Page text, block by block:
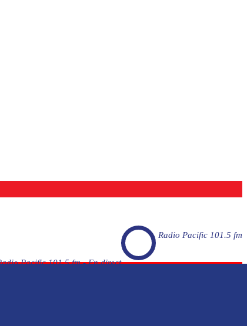
Radio Pacific 101.5 fm
Pacific 101.5 fm - En direct